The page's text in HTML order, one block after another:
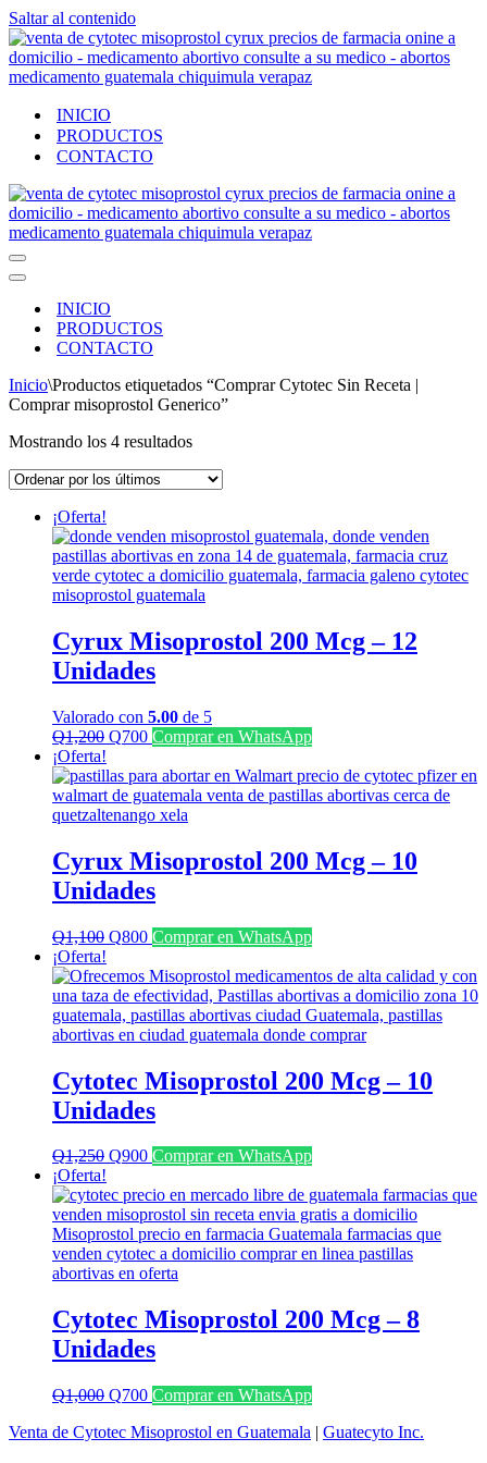
Saltar al contenido
INICIO
PRODUCTOS
CONTACTO
Menú
de
Menú
navegación
INICIO
PRODUCTOS
CONTACTO
Inicio\Productos etiquetados “Comprar Cytotec Sin Receta |
Comprar misoprostol Generico”
Mostrando los 4 resultadosOrdenado
los
¡Oferta!
Cyrux Misoprostol 200 Mcg – 12
Unidades
Valorado con 5.00 de 5
Q1,200 El
original
era:
Q1,200.
Q700El
actual
es:
Q700.
Comprar en WhatsApp
¡Oferta!
Cyrux Misoprostol 200 Mcg – 10
Unidades
Q1,100 El
original
era:
Q1,100.
Q800El
actual
es:
Q800.
Comprar en WhatsApp
¡Oferta!
Cytotec Misoprostol 200 Mcg – 10
Unidades
Q1,250 El
original
era:
Q1,250.
Q900El
actual
es:
Q900.
Comprar en WhatsApp
¡Oferta!
Cytotec Misoprostol 200 Mcg – 8
Unidades
Q1,000 El
original
Q700El
actual
Comprar en WhatsApp
Venta de Cytotec Misoprostol en Guatemala | Guatecyto Inc.